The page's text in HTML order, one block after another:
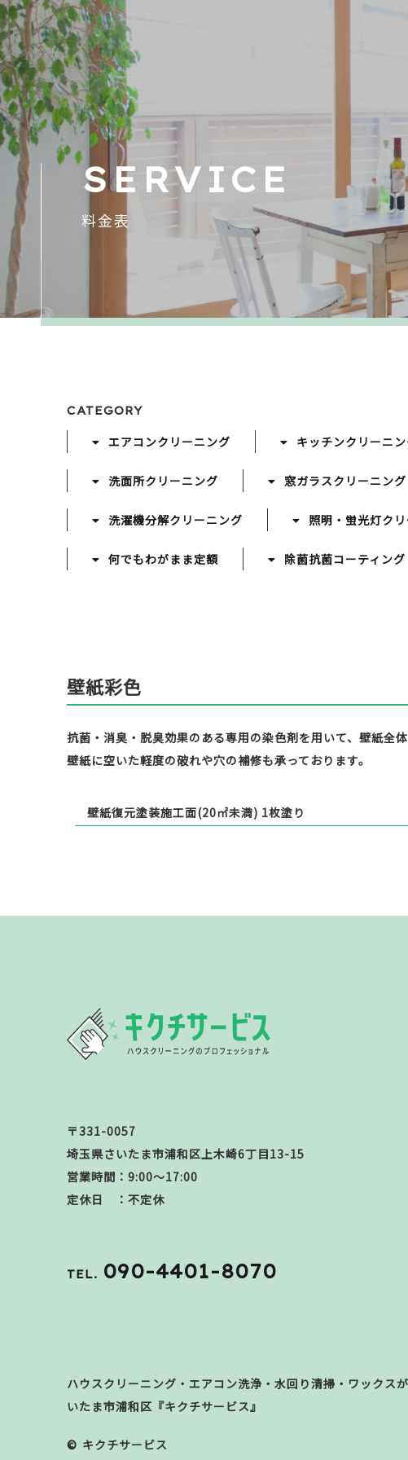
SERVICE
料金表
CATEGORY
エアコンクリーニング キッチンクリーニ
洗面所クリーニング 窓ガラスクリーニング
洗濯機分解クリーニング 照明・蛍光灯ク
何でもわがまま定額 除菌抗菌コーティング
壁紙彩色
抗菌・消臭・脱臭効果のある専用の染色剤を用いて、壁紙全体
壁紙に空いた軽度の破れや穴の補修も承っております。
壁紙復元塗装施工面(20㎡未満) 1枚塗り
〒331-0057
埼玉県さいたま市浦和区上木崎6丁目13-15
営業時間：9:00～17:00
定休日 ：不定休
TEL. 090-4401-8070
ハウスクリーニング・エアコン洗浄・水回り清掃・ワックス
いたま市浦和区『キクチサービス』
© キクチサービス